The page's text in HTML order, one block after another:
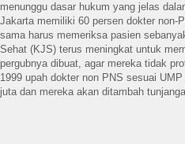
menunggu dasar hukum yang jelas
Jakarta memiliki 60 persen dokter non-
sama harus memeriksa pasien
Sehat (KJS) terus meningkat untuk
pergubnya dibuat, agar mereka tidak
1999 upah dokter non PNS sesuai
juta dan mereka akan ditambah